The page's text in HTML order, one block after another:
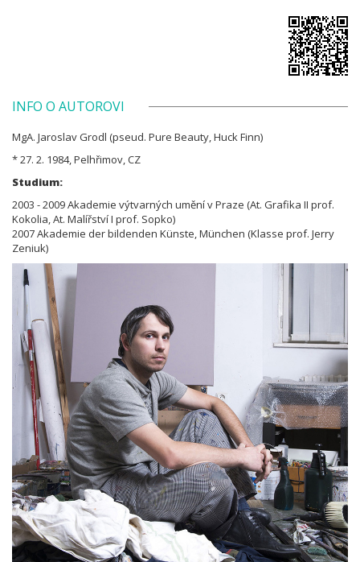
INFO O AUTOROVI
MgA. Jaroslav Grodl (pseud. Pure Beauty, Huck Finn)
* 27. 2. 1984, Pelhřimov, CZ
Studium:
2003 - 2009 Akademie výtvarných umění v Praze (At. Grafika II prof.
Kokolia, At. Malířství I prof. Sopko)
2007 Akademie der bildenden Künste, München (Klasse prof. Jerry
Zeniuk)